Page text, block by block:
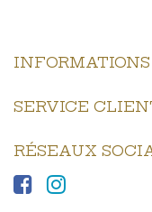
INFORMATIONS
SERVICE
RÉSEAUX